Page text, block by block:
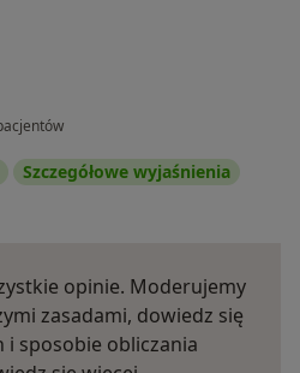
Szczegółowe wyjaśnienia
opinie. Moderujemy
zasadami, dowiedz się
i sposobie obliczania